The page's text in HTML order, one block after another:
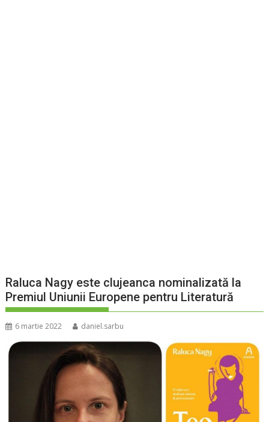
Raluca Nagy este clujeanca nominalizată la
Premiul Uniunii Europene pentru Literatură
6 martie 2022 daniel.sarbu